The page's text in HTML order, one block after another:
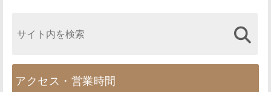
アクセス・営業時間